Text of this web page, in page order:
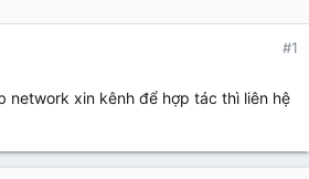
#1
network xin kênh để hợp tác thì liên hệ